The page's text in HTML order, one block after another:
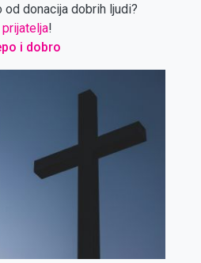
donacija dobrih ljudi?
prijatelja!
i dobro